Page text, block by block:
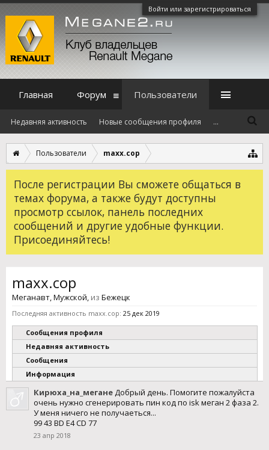
Войти или зарегистрироваться
Пользователи maxx.cop
После регистрации Вы сможете общаться в
темах форума, а также будут доступны
просмотр ссылок, панель последних
сообщений и другие удобные функции.
Присоединяйтесь!
maxx.cop
Меганавт, Мужской, из Бежецк
Последняя активность maxx.cop: 25 дек 2019
Сообщения профиля
Недавняя активность
Сообщения
Информация
Кирюха_на_меганеДобрый день. Помогите пожалуйста
очень нужно сгенерировать пин код по isk меган 2 фаза 2.
У меня ничего не получаеться...
99 43 BD E4 CD 77
23 апр 2018
Главная Форум Пользователи
Недавняя активность Новые сообщения профиля ...